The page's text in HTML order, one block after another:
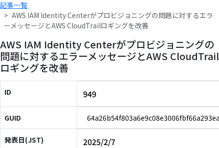
記事一覧
AWS IAM Identity Centerがプロビジョニングの問題に対するエラ
ーメッセージとAWS CloudTrailロギングを改善
AWS IAM Identity Centerがプロビジョニングの
問題に対するエラーメッセージとAWS CloudTrail
ロギングを改善
ID 949
GUID
発表日(JST) 2025/2/7